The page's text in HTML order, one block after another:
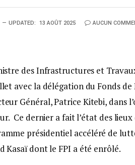
UPDATED: 13 AOÛT 2025 AUCUN
des Infrastructures et
avec la délégation du Fonds
Général, Patrice Kitebi, dans
Ce dernier a fait l’état des
présidentiel accéléré de
Kasaï dont le FPI a été enrôlé.